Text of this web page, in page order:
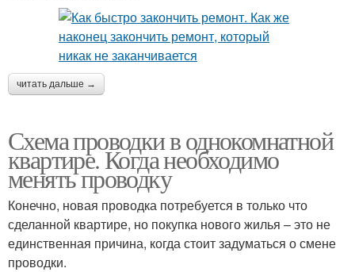
читать дальше →
Схема проводки в однокомнатной
квартире. Когда необходимо
менять проводку
Конечно, новая проводка потребуется в только что
сделанной квартире, но покупка нового жилья – это не
единственная причина, когда стоит задуматься о смене
проводки.